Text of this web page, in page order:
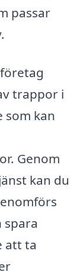
passar
trappor i
som kan
Genom
kan du
spara
att ta